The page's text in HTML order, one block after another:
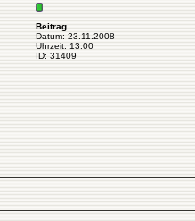
Beitrag
Datum: 23.11.2008
Uhrzeit: 13:00
ID: 31409